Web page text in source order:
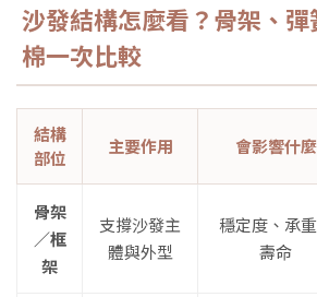
沙發結構怎麼看？骨架、
棉一次比較
結構
部位
主要作用 會影響什麼
骨架
／框
架
支撐沙發主
體與外型
穩定度、承重
壽命